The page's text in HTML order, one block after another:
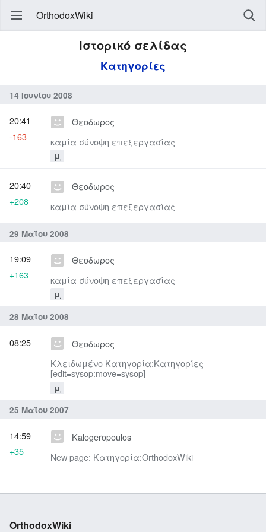
OrthodoxWiki
Ιστορικό σελίδας
Κατηγορίες
14 Ιουνίου 2008
Θεοδωρος
καμία σύνοψη επεξεργασίας
μ
20:41
-163
Θεοδωρος
καμία σύνοψη επεξεργασίας
20:40
+208
29 Μαΐου 2008
Θεοδωρος
καμία σύνοψη επεξεργασίας
μ
19:09
+163
28 Μαΐου 2008
Θεοδωρος
Κλειδωμένο Κατηγορία:Κατηγορίες
[edit=sysop:move=sysop]
μ
08:25
25 Μαΐου 2007
Kalogeropoulos
New page: Κατηγορία:OrthodoxWiki
14:59
+35
OrthodoxWiki